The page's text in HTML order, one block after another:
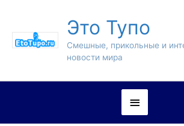
Это Тупо
Смешные, прикольные и
новости мира